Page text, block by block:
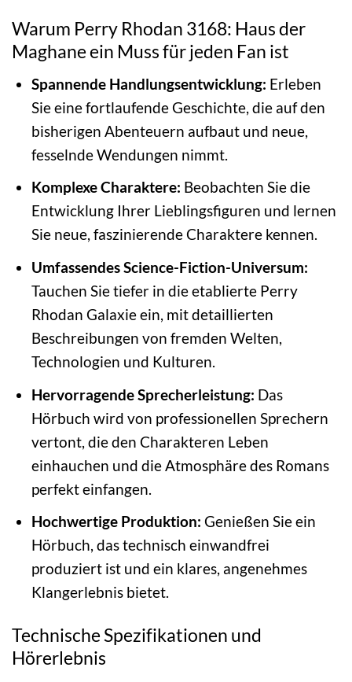
Warum Perry Rhodan 3168: Haus der
Maghane ein Muss für jeden Fan ist
Spannende Handlungsentwicklung: Erleben
Sie eine fortlaufende Geschichte, die auf den
bisherigen Abenteuern aufbaut und neue,
fesselnde Wendungen nimmt.
Komplexe Charaktere: Beobachten Sie die
Entwicklung Ihrer Lieblingsfiguren und lernen
Sie neue, faszinierende Charaktere kennen.
Umfassendes Science-Fiction-Universum:
Tauchen Sie tiefer in die etablierte Perry
Rhodan Galaxie ein, mit detaillierten
Beschreibungen von fremden Welten,
Technologien und Kulturen.
Hervorragende Sprecherleistung: Das
Hörbuch wird von professionellen Sprechern
vertont, die den Charakteren Leben
einhauchen und die Atmosphäre des Romans
perfekt einfangen.
Hochwertige Produktion: Genießen Sie ein
Hörbuch, das technisch einwandfrei
produziert ist und ein klares, angenehmes
Klangerlebnis bietet.
Technische Spezifikationen und
Hörerlebnis